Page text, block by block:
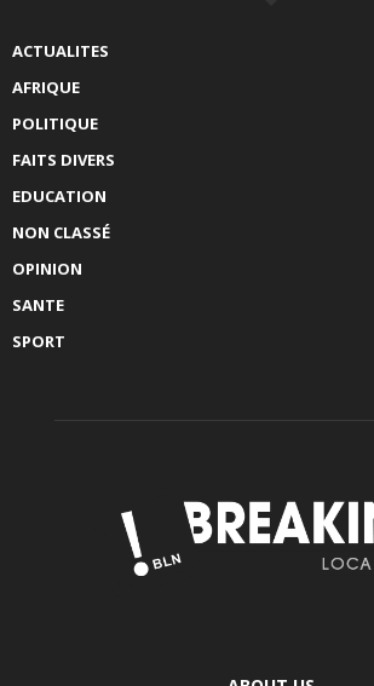
ACTUALITES
AFRIQUE
POLITIQUE
FAITS DIVERS
EDUCATION
NON CLASSÉ
OPINION
SANTE
SPORT